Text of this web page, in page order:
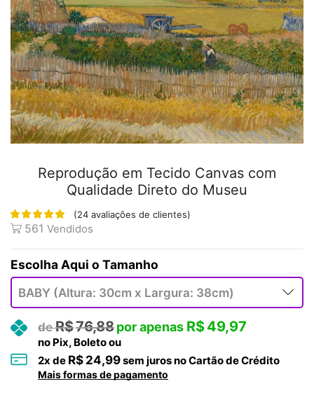
Reprodução em Tecido Canvas com
Qualidade Direto do Museu
(24 avaliações de clientes)
561 Vendidos
Tamanho
R$76,88 R$49,97
no Pix, Boleto ou
2x de R$ 24,99sem juros no Cartão de Crédito
Mais formas de pagamento